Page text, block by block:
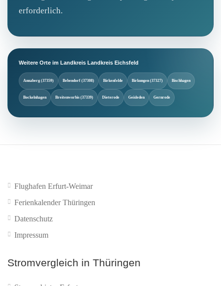
erforderlich.
Weitere Orte im Landkreis Landkreis Eichsfeld
Annaberg (37359) Bebendorf (37308) Birkenfelde Birkungen (37327) Bischhagen
Bockelnhagen Breitenworbis (37339) Dieterode Geisleden Gernrode
Flughafen Erfurt-Weimar
Ferienkalender Thüringen
Datenschutz
Impressum
Stromvergleich in Thüringen